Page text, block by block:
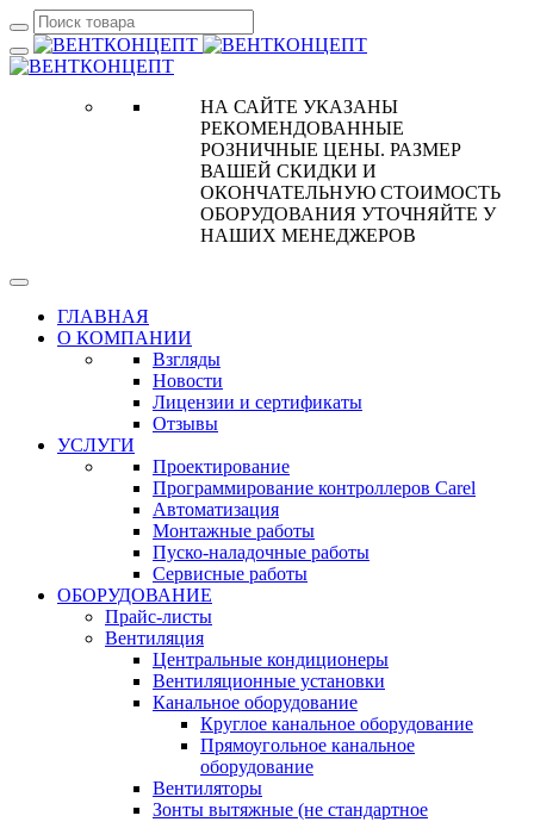
НА САЙТЕ УКАЗАНЫ
РЕКОМЕНДОВАННЫЕ
РОЗНИЧНЫЕ ЦЕНЫ. РАЗМЕР
ВАШЕЙ СКИДКИ И
ОКОНЧАТЕЛЬНУЮ СТОИМОСТЬ
ОБОРУДОВАНИЯ УТОЧНЯЙТЕ У
НАШИХ МЕНЕДЖЕРОВ
ГЛАВНАЯ
О КОМПАНИИ
Взгляды
Новости
Лицензии и сертификаты
Отзывы
УСЛУГИ
Проектирование
Программирование контроллеров Carel
Автоматизация
Монтажные работы
Пуско-наладочные работы
Сервисные работы
ОБОРУДОВАНИЕ
Прайс-листы
Вентиляция
Центральные кондиционеры
Вентиляционные установки
Канальное оборудование
Круглое канальное оборудование
Прямоугольное канальное
оборудование
Вентиляторы
Зонты вытяжные (не стандартное